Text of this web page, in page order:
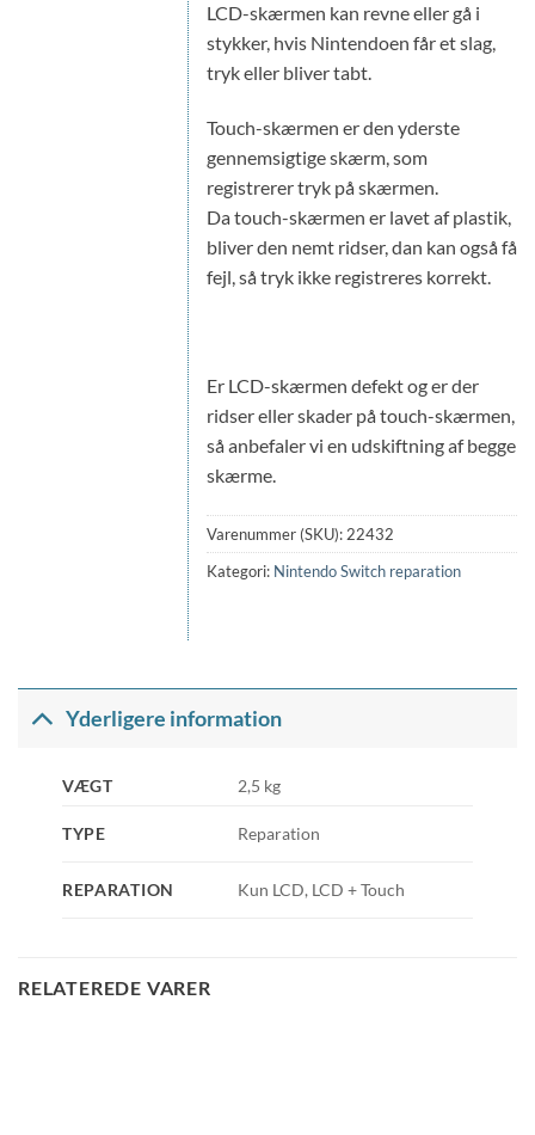
LCD-skærmen kan revne eller gå i
stykker, hvis Nintendoen får et slag,
tryk eller bliver tabt.
Touch-skærmen er den yderste
gennemsigtige skærm, som
registrerer tryk på skærmen.
Da touch-skærmen er lavet af plastik,
bliver den nemt ridser, dan kan også få
fejl, så tryk ikke registreres korrekt.
Er LCD-skærmen defekt og er der
ridser eller skader på touch-skærmen,
så anbefaler vi en udskiftning af begge
skærme.
Varenummer (SKU):22432
Kategori: Nintendo Switch reparation
Yderligere information
VÆGT 2,5 kg
TYPE Reparation
REPARATION Kun LCD, LCD + Touch
RELATEREDE VARER